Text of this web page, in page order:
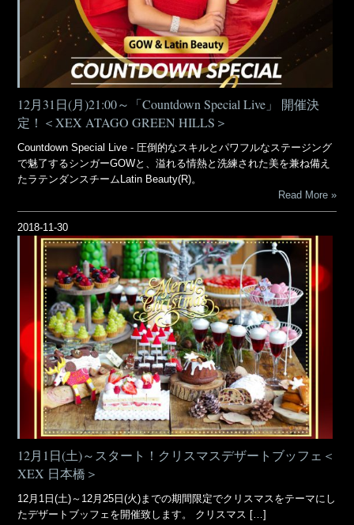
12月31日(月)21:00～「Countdown Special Live」 開催決
定！＜XEX ATAGO GREEN HILLS＞
Countdown Special Live - 圧倒的なスキルとパワフルなステージング
で魅了するシンガーGOWと、溢れる情熱と洗練された美を兼ね備え
たラテンダンスチームLatin Beauty(R)。
Read More
2018-11-30
12月1日(土)～スタート！クリスマスデザートブッフェ＜
XEX 日本橋＞
12月1日(土)～12月25日(火)までの期間限定でクリスマスをテーマにし
たデザートブッフェを開催致します。 クリスマス […]